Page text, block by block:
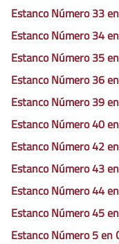
Estanco Número 33
Estanco Número 34
Estanco Número 35
Estanco Número 36
Estanco Número 39
Estanco Número 40
Estanco Número 42
Estanco Número 43
Estanco Número 44
Estanco Número 45
Estanco Número 5 en